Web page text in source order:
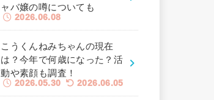
ャバ嬢の噂についても
2026.06.08
こうくんねみちゃんの現在
は？今年で何歳になった？活
動や素顔も調査！
2026.05.30 2026.06.05